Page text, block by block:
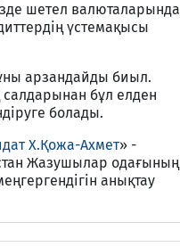
шетел валюталарында
үстемақысы
арзандайды биыл.
бұл елден
болады.
Х.Қожа-Ахмет» -
Жазушылар одағының
анықтау